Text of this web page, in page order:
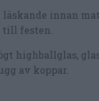
läskande innan
festen.
highballglas,
av koppar.